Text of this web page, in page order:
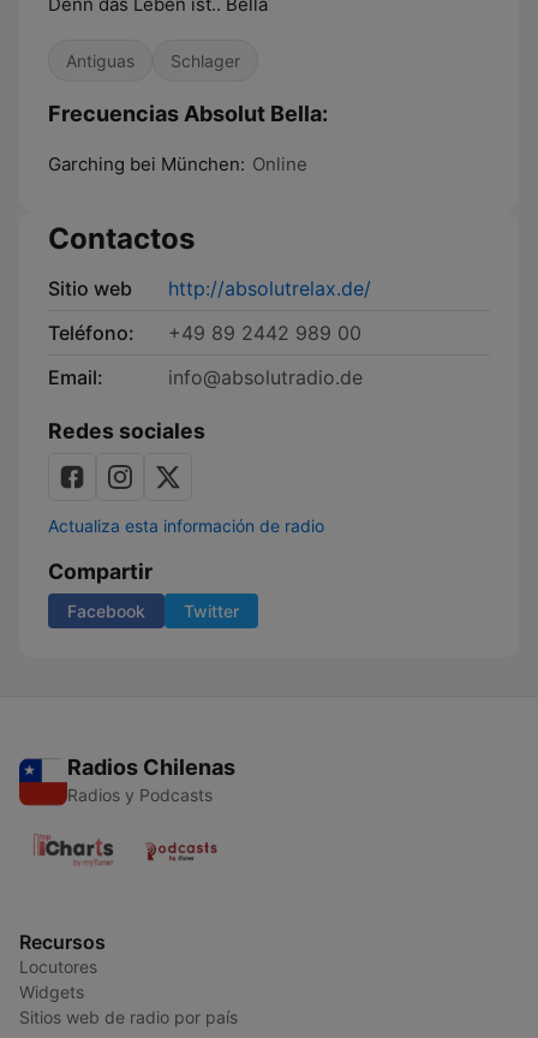
Antiguas Schlager
Frecuencias Absolut Bella:
Garching bei München: Online
Contactos
Sitio web
http://absolutrelax.de/
Teléfono:
+49 89 2442 989 00
Email:
info@absolutradio.de
Redes sociales
Actualiza esta información de radio
Compartir
Facebook Twitter
Radios Chilenas
Radios y Podcasts
Recursos
Locutores
Widgets
Sitios web de radio por país